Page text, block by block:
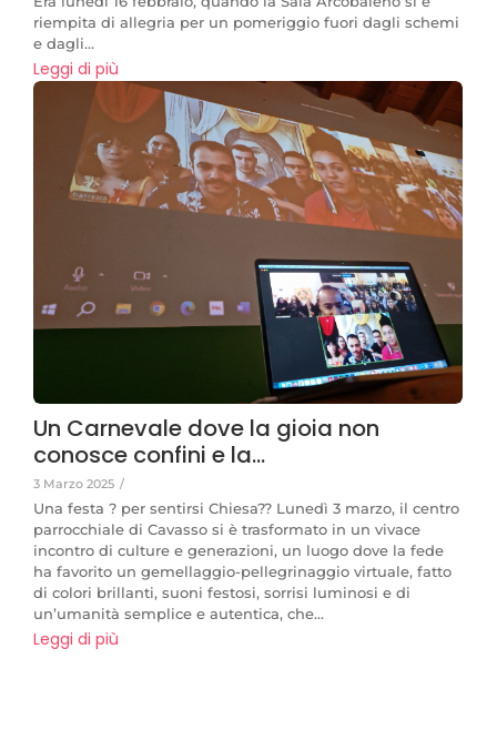
riempita di allegria per un pomeriggio fuori dagli schemi
e dagli...
Leggi di più
Un Carnevale dove la gioia non
conosce confini e la…
3 Marzo 2025 /
Una festa ? per sentirsi Chiesa?? Lunedì 3 marzo, il centro
parrocchiale di Cavasso si è trasformato in un vivace
incontro di culture e generazioni, un luogo dove la fede
ha favorito un gemellaggio-pellegrinaggio virtuale, fatto
di colori brillanti, suoni festosi, sorrisi luminosi e di
un’umanità semplice e autentica, che...
Leggi di più